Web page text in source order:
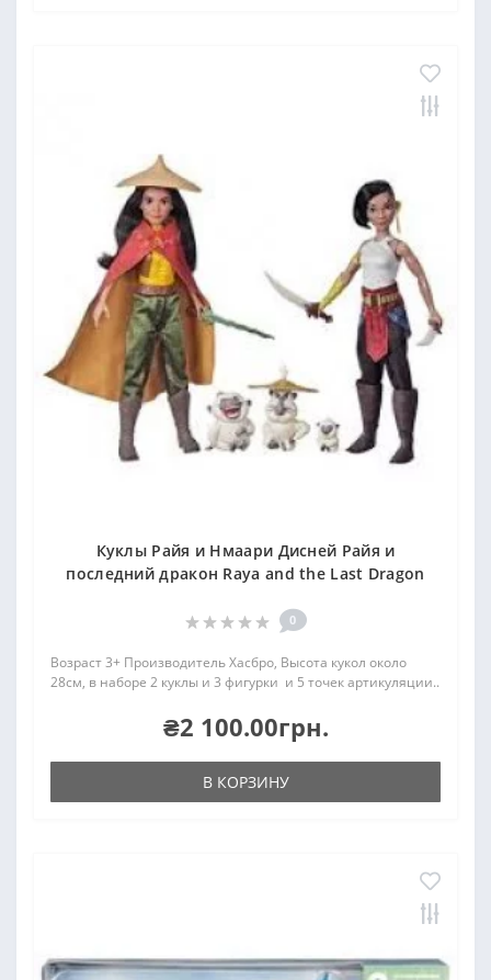
Куклы Райя и Нмаари Дисней Райя и
последний дракон Raya and the Last Dragon
0
Возраст 3+ Производитель Хасбро, Высота кукол около
28см, в наборе 2 куклы и 3 фигурки и 5 точек артикуляции..
₴2 100.00грн.
В КОРЗИНУ